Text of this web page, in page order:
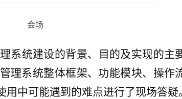
会场
系统建设的背景、目的及实现的主
理系统整体框架、功能模块、操作
中可能遇到的难点进行了现场答疑